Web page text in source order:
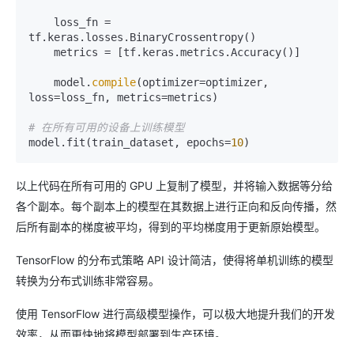
tf.keras.losses.BinaryCrossentropy()
    model.
compile(optimizer=optimizer,
loss=loss_fn, metrics=metrics)
# 在所有可用的设备上训练模型
model.fit(train_dataset, epochs=10
以上代码在所有可用的 GPU 上复制了模型，并将输入数据等分给
各个副本。每个副本上的模型在其数据上进行正向和反向传播，然
后所有副本的梯度被平均，得到的平均梯度用于更新原始模型。
TensorFlow 的分布式策略 API 设计简洁，使得将单机训练的模型
转换为分布式训练非常容易。
使用 TensorFlow 进行高级模型操作，可以极大地提升我们的开发
效率，从而更快地将模型部署到生产环境。